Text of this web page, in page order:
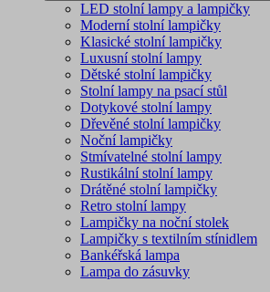
LED stolní lampy a lampičky
Moderní stolní lampičky
Klasické stolní lampičky
Luxusní stolní lampy
Dětské stolní lampičky
Stolní lampy na psací stůl
Dotykové stolní lampy
Dřevěné stolní lampičky
Noční lampičky
Stmívatelné stolní lampy
Rustikální stolní lampy
Drátěné stolní lampičky
Retro stolní lampy
Lampičky na noční stolek
Lampičky s textilním stínidlem
Bankéřská lampa
Lampa do zásuvky